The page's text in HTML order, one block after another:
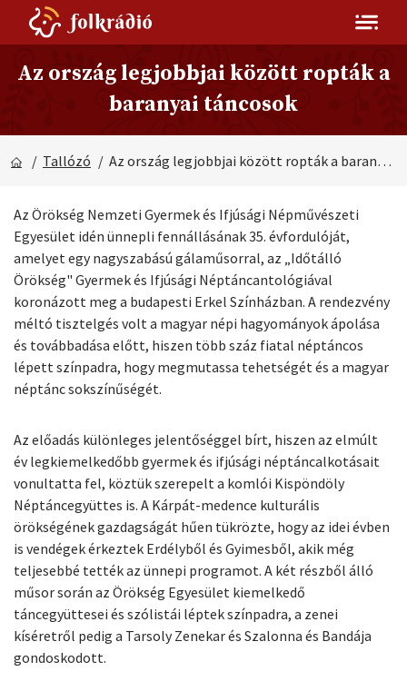
Az ország legjobbjai között ropták a
baranyai táncosok
/ Tallózó / Az ország legjobbjai között ropták a baranyai táncosok
Az Örökség Nemzeti Gyermek és Ifjúsági Népművészeti
Egyesület idén ünnepli fennállásának 35. évfordulóját,
amelyet egy nagyszabású gálaműsorral, az „Időtálló
Örökség" Gyermek és Ifjúsági Néptáncantológiával
koronázott meg a budapesti Erkel Színházban. A rendezvény
méltó tisztelgés volt a magyar népi hagyományok ápolása
és továbbadása előtt, hiszen több száz fiatal néptáncos
lépett színpadra, hogy megmutassa tehetségét és a magyar
néptánc sokszínűségét.
Az előadás különleges jelentőséggel bírt, hiszen az elmúlt
év legkiemelkedőbb gyermek és ifjúsági néptáncalkotásait
vonultatta fel, köztük szerepelt a komlói Kispöndöly
Néptáncegyüttes is. A Kárpát-medence kulturális
örökségének gazdagságát hűen tükrözte, hogy az idei évben
is vendégek érkeztek Erdélyből és Gyimesből, akik még
teljesebbé tették az ünnepi programot. A két részből álló
műsor során az Örökség Egyesület kiemelkedő
táncegyüttesei és szólistái léptek színpadra, a zenei
kíséretről pedig a Tarsoly Zenekar és Szalonna és Bandája
gondoskodott.